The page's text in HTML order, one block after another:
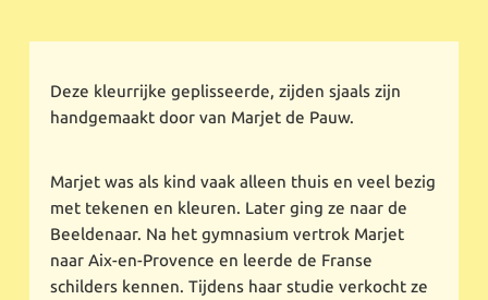
Deze kleurrijke geplisseerde, zijden sjaals zijn
handgemaakt door van Marjet de Pauw.
Marjet was als kind vaak alleen thuis en veel bezig
met tekenen en kleuren. Later ging ze naar de
Beeldenaar. Na het gymnasium vertrok Marjet
naar Aix-en-Provence en leerde de Franse
schilders kennen. Tijdens haar studie verkocht ze